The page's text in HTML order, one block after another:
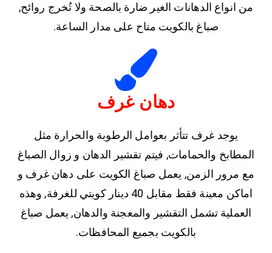
من انواع الدهانات الغير ضارة بالصحة ولا تُخرج روائح,
صباغ بالكويت متاح على مدار الساعة.
دهان غرف
يوجد غرف تتأثر بعوامل الرطوبة والحرارة مثل
المطابخ والحمامات, فيتم تقشير الدهان و زوال الصباغ
مع مرور الزمن, يعمل صباغ الكويت على دهان غرف و
اماكن معينة فقط مقابل 40 دينار كويتي للغرفة, وهذه
العملية تشمل التقشير والمعجنة والدهان, يعمل صباغ
بالكويت بجميع المحافظات.